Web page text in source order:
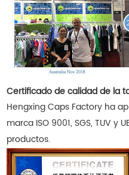
Certificado de calidad de la
Hengxing Caps Factory ha
marca ISO 9001, SGS, TUV y
productos.